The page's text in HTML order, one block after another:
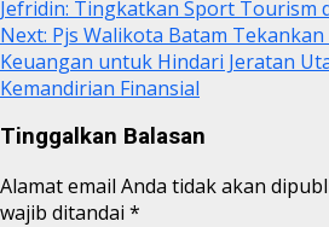
Jefridin: Tingkatkan Sport Tourism
Next: Pjs Walikota Batam
Keuangan untuk Hindari Jeratan
Kemandirian Finansial
Tinggalkan Balasan
Alamat email Anda tidak akan
wajib ditandai *